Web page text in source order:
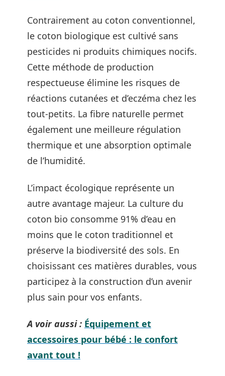
Contrairement au coton conventionnel,
le coton biologique est cultivé sans
pesticides ni produits chimiques nocifs.
Cette méthode de production
respectueuse élimine les risques de
réactions cutanées et d’eczéma chez les
tout-petits. La fibre naturelle permet
également une meilleure régulation
thermique et une absorption optimale
de l’humidité.
L’impact écologique représente un
autre avantage majeur. La culture du
coton bio consomme 91% d’eau en
moins que le coton traditionnel et
préserve la biodiversité des sols. En
choisissant ces matières durables, vous
participez à la construction d’un avenir
plus sain pour vos enfants.
A voir aussi : Équipement et
accessoires pour bébé : le confort
avant tout !